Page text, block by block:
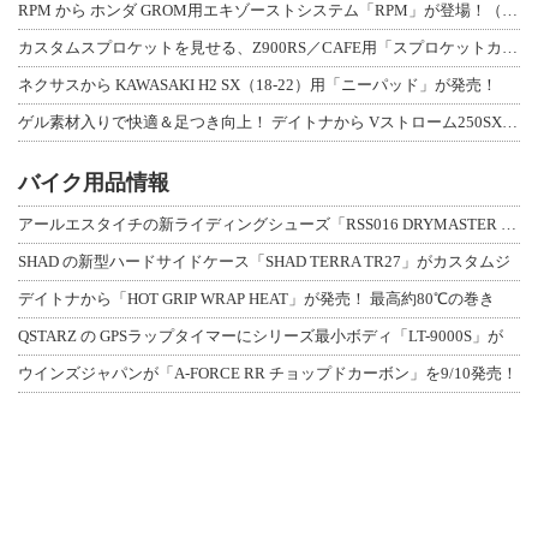
RPM から ホンダ GROM用エキゾーストシステム「RPM」が登場！（動画あり
カスタムスプロケットを見せる、Z900RS／CAFE用「スプロケットカバーフルキ
ネクサスから KAWASAKI H2 SX（18-22）用「ニーパッド」が発売！
ゲル素材入りで快適＆足つき向上！ デイトナから Vストローム250SX用「快適ロ
バイク用品情報
アールエスタイチの新ライディングシューズ「RSS016 DRYMASTER スト
SHAD の新型ハードサイドケース「SHAD TERRA TR27」がカスタムジ
デイトナから「HOT GRIP WRAP HEAT」が発売！ 最高約80℃の巻き
QSTARZ の GPSラップタイマーにシリーズ最小ボディ「LT-9000S」が
ウインズジャパンが「A-FORCE RR チョップドカーボン」を9/10発売！